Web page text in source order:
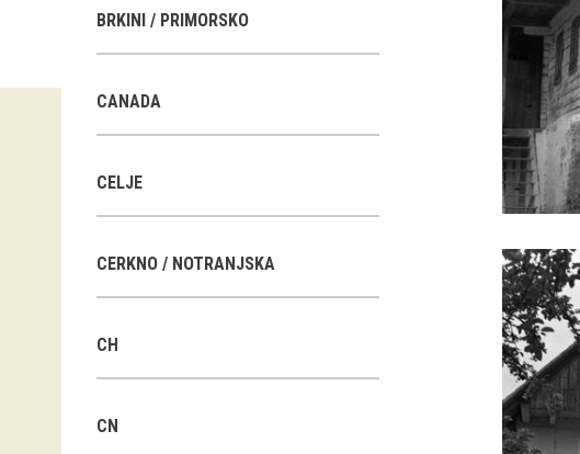
BRKINI / PRIMORSKO
CANADA
CELJE
CERKNO / NOTRANJSKA
CH
CN